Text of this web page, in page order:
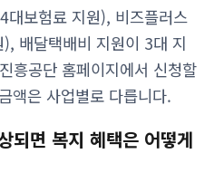
대보험료 지원), 비즈플러스
배달택배비 지원이 3대 지
흥공단 홈페이지에서 신청할
액은 사업별로 다릅니다.
되면 복지 혜택은 어떻게